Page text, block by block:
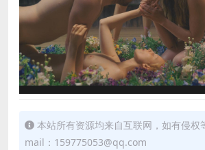
本站所有资源均来自互联网，如有侵权
mail：159775053@qq.com